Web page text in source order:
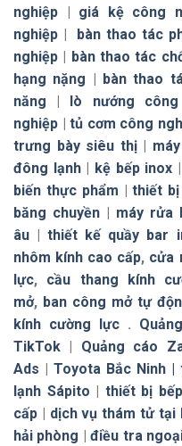
nghiệp
giá kệ công
nghiệp
bàn thao tác
nghiệp
bàn thao tác
hạng nặng
bàn thao
năng
lò nướng
nghiệp
tủ cơm công
trưng bày siêu thị|
đông lạnh| kệ bếp inox
biến thực phẩm |thiết bị
băng chuyền
máy rửa
âu |thiết kế quầy bar
nhôm kính cao cấp, cửa
lực, cầu thang kính
mở, ban công mở tự
kính cường lực.
TikTok
Quảng cáo
Ads
Toyota Bắc Ninh |
lạnh Sápito
thiết bị
cấp
dịch vụ thám tử tại
hải phòng |điều tra